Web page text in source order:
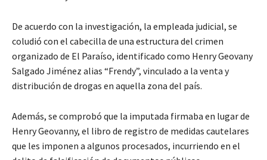
De acuerdo con la investigación, la empleada judicial, se
coludió con el cabecilla de una estructura del crimen
organizado de El Paraíso, identificado como Henry Geovany
Salgado Jiménez alias “Frendy”, vinculado a la venta y
distribución de drogas en aquella zona del país.
Además, se comprobó que la imputada firmaba en lugar de
Henry Geovanny, el libro de registro de medidas cautelares
que les imponen a algunos procesados, incurriendo en el